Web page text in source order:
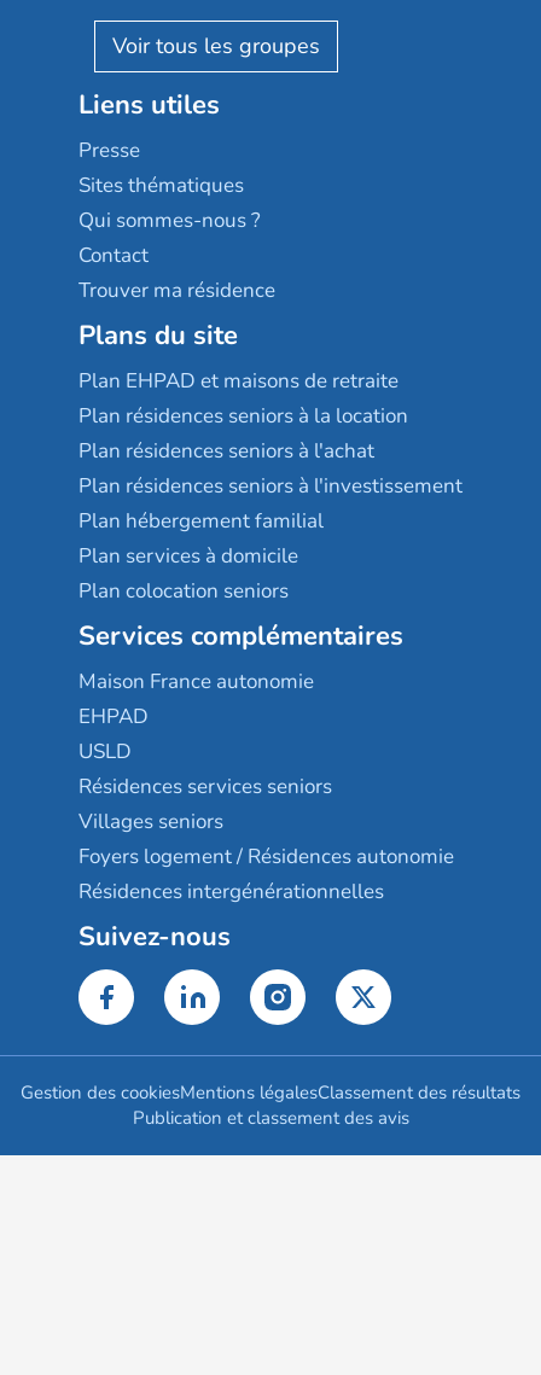
Reseda
Stella management
Les villages d'or
Sérénys
Résidences services Villa Médicis
Résidalya
Groupe aplus
AGE D'OR Services
Liens utiles
Presse
Sites thématiques
Qui sommes-nous ?
Contact
Trouver ma résidence
Plans du site
Plan EHPAD et maisons de retraite
Plan résidences seniors à la location
Plan résidences seniors à l'achat
Plan résidences seniors à l'investissement
Plan hébergement familial
Plan services à domicile
Plan colocation seniors
Services complémentaires
Maison France autonomie
EHPAD
USLD
Résidences services seniors
Villages seniors
Foyers logement / Résidences autonomie
Résidences intergénérationnelles
Suivez-nous
Gestion des cookiesMentions légalesClassement des résultats
Publication et classement des avis